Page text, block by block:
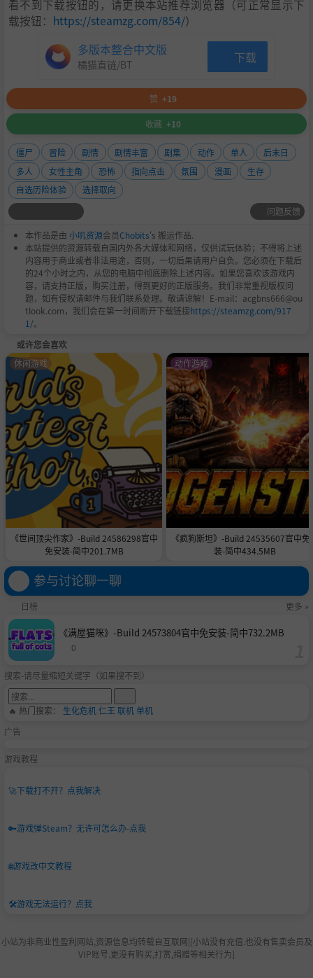
看不到下载按钮的，请更换本站推荐浏览器（可正常显示下
载按钮： https://steamzg.com/854/）
多版本整合中文版
橘猫直链/BT 下载
赞 +19
收藏 +10
僵尸 冒险 剧情 剧情丰富 剧集 动作 单人
后末日
多人
女性主角 恐怖 指向点击 氛围 漫画
生存
自选历险体验
选择取向
问题反馈
本作品是由 小叽资源会员Chobits's 搬运作品.
本站提供的资源转载自国内外各大媒体和网络，仅供试玩体验；不得将上述
内容用于商业或者非法用途，否则，一切后果请用户自负。您必须在下载后
的24个小时之内，从您的电脑中彻底删除上述内容。如果您喜欢该游戏内
容，请支持正版，购买注册，得到更好的正版服务。我们非常重视版权问
题，如有侵权请邮件与我们联系处理。敬请谅解！E-mail：acgbns666@ou
tlook.com，我们会在第一时间断开下载链接https://steamzg.com/917
1/。
或许您会喜欢
《世间顶尖作家》-Build 24586298官中
免安装-简中201.7MB
休闲游戏
《疯狗斯坦》-Build 24535607官中免
装-简中434.5MB
动作游戏
参与讨论聊一聊
日榜 更多 »
《满屋猫咪》-Build 24573804官中免安装-简中732.2MB
0
搜索-请尽量缩短关键字（如果搜不到）
🔥 热门搜索： 生化危机仁王 联机单机
广告
游戏教程
🚀下载打不开？点我解决
🔑游戏弹Steam？无许可怎么办-点我
🌐游戏改中文教程
🛠️游戏无法运行？点我
小站为非商业性盈利网站,资源信息均转载自互联网|[小站没有充值.也没有售卖会员及
VIP账号.更没有购买,打赏,捐赠等相关行为]